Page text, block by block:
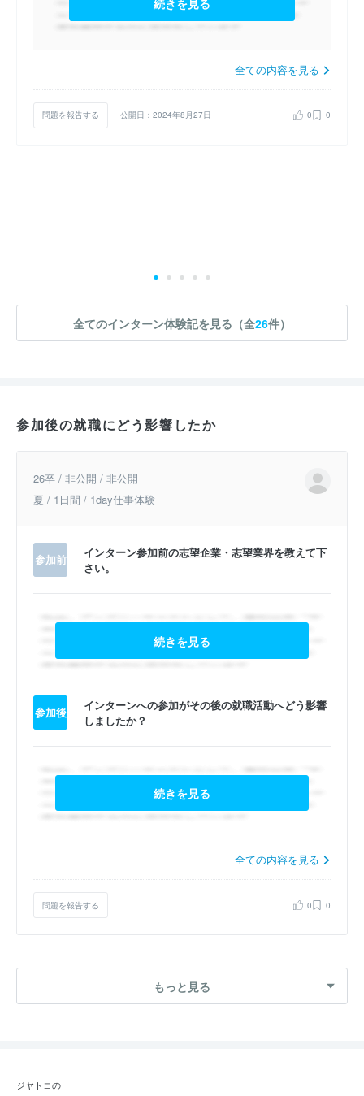
全ての内容を見る
問題を報告する 公開日：2024年8月27日 0 0
全てのインターン体験記を見る（全26件）
参加後の就職にどう影響したか
26卒 / 非公開 / 非公開
夏 / 1日間 / 1day仕事体験
参加前
インターン参加前の志望企業・志望業界を教えて下
さい。
続きを見る
参加後
インターンへの参加がその後の就職活動へどう影響
しましたか？
続きを見る
全ての内容を見る
問題を報告する 0 0
もっと見る
ジヤトコの